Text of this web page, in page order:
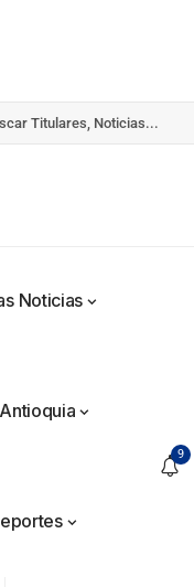
Noticias
Antioquia
9